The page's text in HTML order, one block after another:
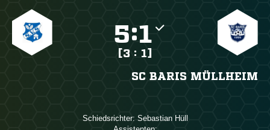
:
[3 : 1]
SC BARIS MÜLLHEIM
Schiedsrichter:  